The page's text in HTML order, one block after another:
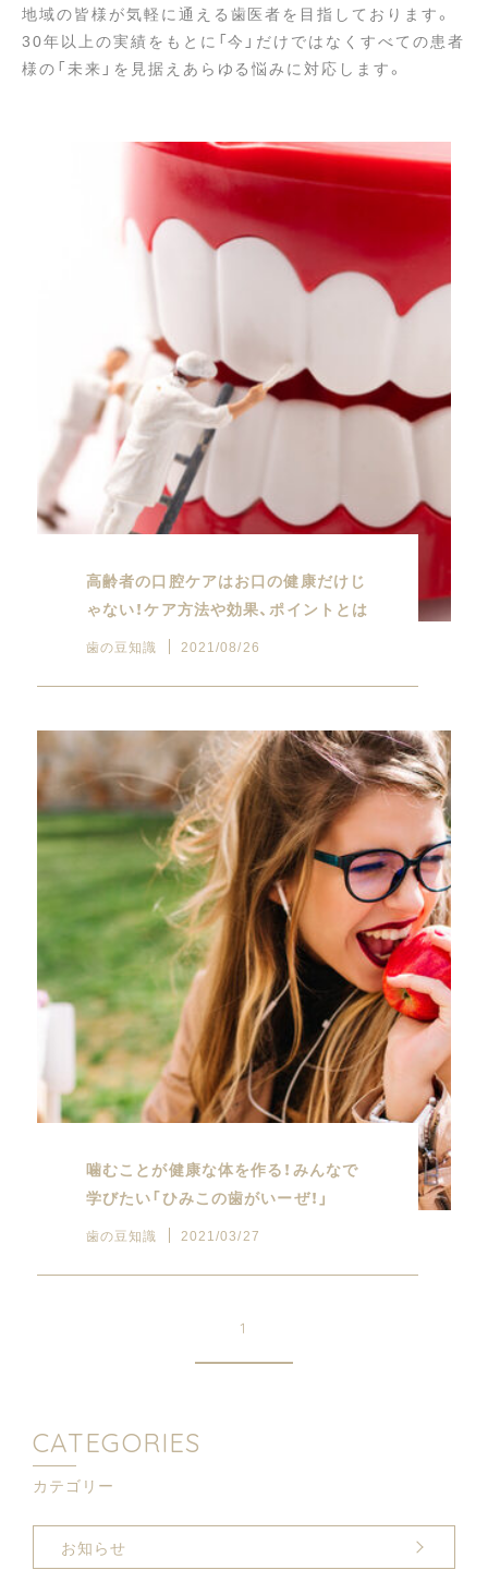
地域の皆様が気軽に通える歯医者を目指しております。
30年以上の実績をもとに「今」だけではなくすべての患者
様の「未来」を見据えあらゆる悩みに対応します。
高齢者の口腔ケアはお口の健康だけじ
ゃない！ケア方法や効果、ポイントとは
歯の豆知識 2021/08/26
噛むことが健康な体を作る！みんなで
学びたい「ひみこの歯がいーぜ！」
歯の豆知識 2021/03/27
1
CATEGORIES
カテゴリー
お知らせ